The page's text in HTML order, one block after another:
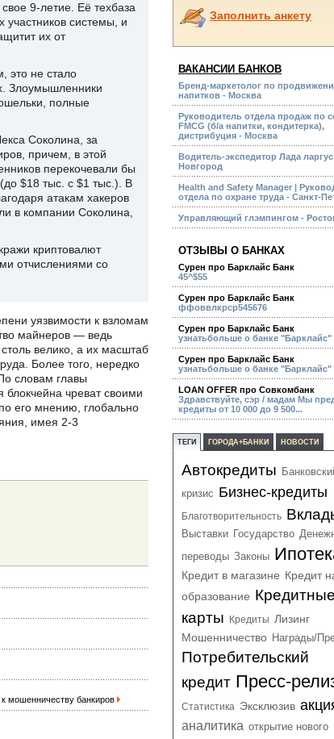
9-летие. Её техбаза
участников системы, и
их от
это не стало
Злоумышленники
полные
Соколина, за
причем, в этой
перекочевали бы
$18 тыс. с $1 тыс.). В
атакам хакеров
в компании Соколина,
криптовалют
отчислениями со
уязвимости к взломам
майнеров — ведь
велико, а их масштаб
Более того, нередко
словам главы
чреват своими
его мнению, глобально
имея 2-3
мошенничеству банкиров
Заполнить анкету
ВАКАНСИИ БАНКОВ
Бренд-маркетолог по
напитков - Москва
Руководитель отдела продаж по
FMCG (б/а напитки, кондитерка),
дистрибуция - Москва
Водитель-экспедитор Лада
Новгород
Health and Safety Manager |
отдела по охране труда - Санкт-
Управляющий глэмпингом -
ОТЗЫВЫ О БАНКАХ
Сурен про Барклайс Банк
45^$55
Сурен про Барклайс Банк
ффоввлкрср545676
Сурен про Барклайс Банк
узнатьбольше о банке "Барклайс"
Сурен про Барклайс Банк
узнатьбольше о банке "Барклайс"
LOAN OFFER про Совкомбанк
Здравствуйте, сэр / мадам Мы
кредиты от 10 000 до 9 500...
ТЕГИ ГОРОДА+БАНКИ НОВОСТИ
Автокредиты
кризис Бизнес-кредиты
Благотворительность
Выставки Государство
переводы Законы
Кредит в магазине Кредит
образование
карты
Кредиты Лизинг
Мошенничество Награды/
Потребительский
кредит Пресс-
Статистика Эксклюзив
аналитика открытие нового